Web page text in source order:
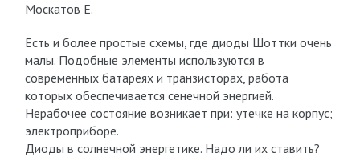
Москатов Е.
Есть и более простые схемы, где диоды Шоттки очень
малы. Подобные элементы используются в
современных батареях и транзисторах, работа
которых обеспечивается сенечной энергией.
Нерабочее состояние возникает при: утечке на корпус;
электроприборе.
Диоды в солнечной энергетике. Надо ли их ставить?